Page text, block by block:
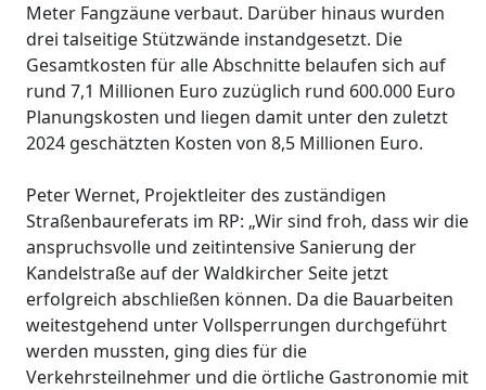
Meter Fangzäune verbaut. Darüber hinaus wurden
drei talseitige Stützwände instandgesetzt. Die
Gesamtkosten für alle Abschnitte belaufen sich auf
rund 7,1 Millionen Euro zuzüglich rund 600.000 Euro
Planungskosten und liegen damit unter den zuletzt
2024 geschätzten Kosten von 8,5 Millionen Euro.
Peter Wernet, Projektleiter des zuständigen
Straßenbaureferats im RP: „Wir sind froh, dass wir die
anspruchsvolle und zeitintensive Sanierung der
Kandelstraße auf der Waldkircher Seite jetzt
erfolgreich abschließen können. Da die Bauarbeiten
weitestgehend unter Vollsperrungen durchgeführt
werden mussten, ging dies für die
Verkehrsteilnehmer und die örtliche Gastronomie mit